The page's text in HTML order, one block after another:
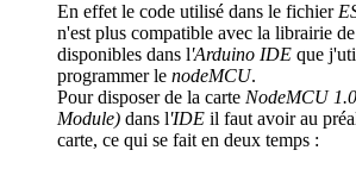
En effet le code utilisé dans le fichier
n'est plus compatible avec la librairie
disponibles dans l'Arduino IDE que
programmer le nodeMCU.
Pour disposer de la carte NodeMCU
Module) dans l'IDE il faut avoir au
carte, ce qui se fait en deux temps :